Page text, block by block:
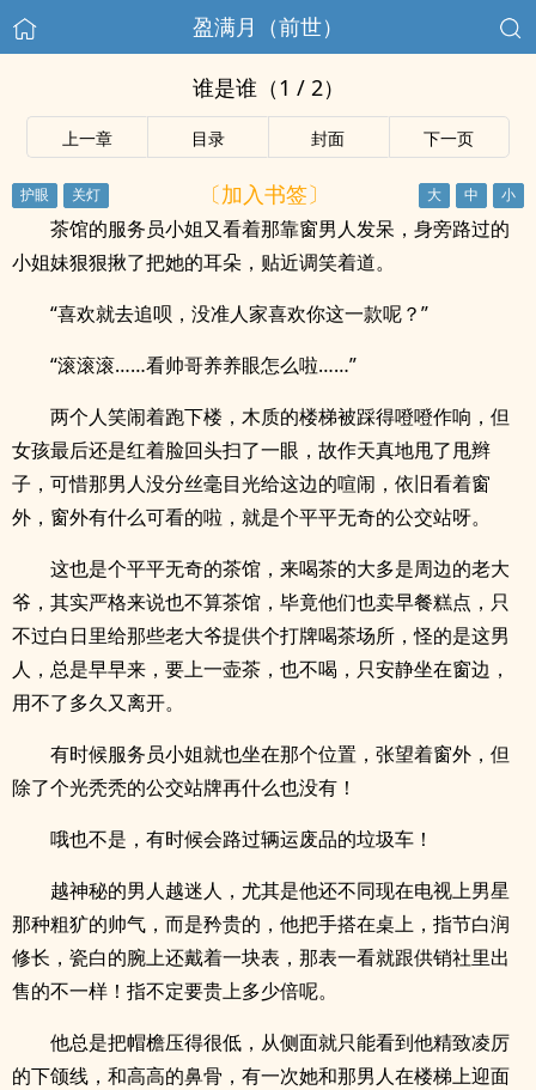
盈满月（前世）
谁是谁（1 / 2）
上一章 目录 封面 下一页
〔加入书签〕
茶馆的服务员小姐又看着那靠窗男人发呆，身旁路过的
小姐妹狠狠揪了把她的耳朵，贴近调笑着道。
“喜欢就去追呗，没准人家喜欢你这一款呢？”
“滚滚滚……看帅哥养养眼怎么啦……”
两个人笑闹着跑下楼，木质的楼梯被踩得噔噔作响，但
女孩最后还是红着脸回头扫了一眼，故作天真地甩了甩辫
子，可惜那男人没分丝毫目光给这边的喧闹，依旧看着窗
外，窗外有什么可看的啦，就是个平平无奇的公交站呀。
这也是个平平无奇的茶馆，来喝茶的大多是周边的老大
爷，其实严格来说也不算茶馆，毕竟他们也卖早餐糕点，只
不过白日里给那些老大爷提供个打牌喝茶场所，怪的是这男
人，总是早早来，要上一壶茶，也不喝，只安静坐在窗边，
用不了多久又离开。
有时候服务员小姐就也坐在那个位置，张望着窗外，但
除了个光秃秃的公交站牌再什么也没有！
哦也不是，有时候会路过辆运废品的垃圾车！
越神秘的男人越迷人，尤其是他还不同现在电视上男星
那种粗犷的帅气，而是矜贵的，他把手搭在桌上，指节白润
修长，瓷白的腕上还戴着一块表，那表一看就跟供销社里出
售的不一样！指不定要贵上多少倍呢。
他总是把帽檐压得很低，从侧面就只能看到他精致凌厉
的下颌线，和高高的鼻骨，有一次她和那男人在楼梯上迎面